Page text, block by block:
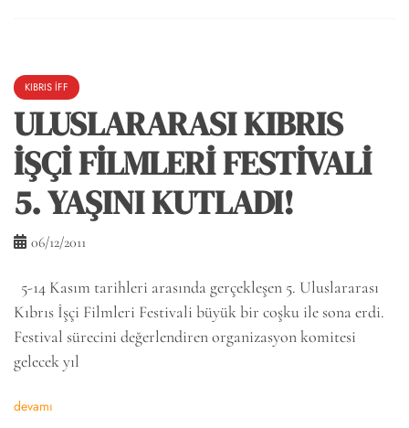
KIBRIS İFF
ULUSLARARASI KIBRIS
İŞÇİ FİLMLERİ FESTİVALİ
5. YAŞINI KUTLADI!
06/12/2011
5-14 Kasım tarihleri arasında gerçekleşen 5. Uluslararası
Kıbrıs İşçi Filmleri Festivali büyük bir coşku ile sona erdi.
Festival sürecini değerlendiren organizasyon komitesi
gelecek yıl
devamı